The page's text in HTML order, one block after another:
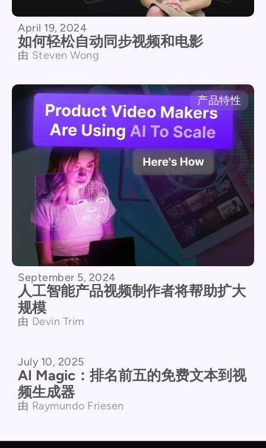
April 19, 2024
如何轻松自动同步视频和电影
由 Steven Wong
产品特性
September 5, 2024
人工智能产品视频制作者将帮助扩大
规模
由 Devin Trim
产品对比
July 10, 2025
AI Magic：排名前五的免费文本到视
频生成器
由 Raymundo Friesen